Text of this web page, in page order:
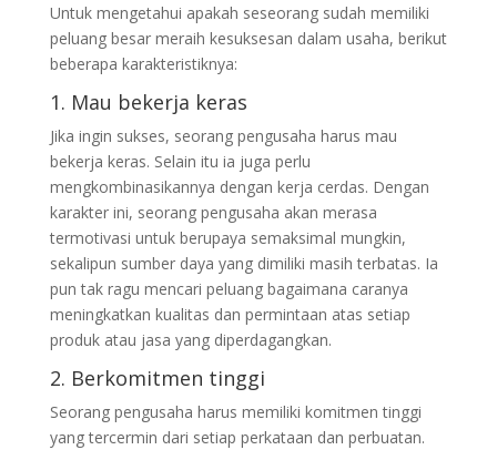
Untuk mengetahui apakah seseorang sudah memiliki
peluang besar meraih kesuksesan dalam usaha, berikut
beberapa karakteristiknya:
1. Mau bekerja keras
Jika ingin sukses, seorang pengusaha harus mau
bekerja keras. Selain itu ia juga perlu
mengkombinasikannya dengan kerja cerdas. Dengan
karakter ini, seorang pengusaha akan merasa
termotivasi untuk berupaya semaksimal mungkin,
sekalipun sumber daya yang dimiliki masih terbatas. Ia
pun tak ragu mencari peluang bagaimana caranya
meningkatkan kualitas dan permintaan atas setiap
produk atau jasa yang diperdagangkan.
2. Berkomitmen tinggi
Seorang pengusaha harus memiliki komitmen tinggi
yang tercermin dari setiap perkataan dan perbuatan.